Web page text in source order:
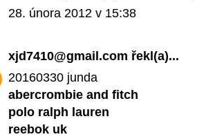
28. února 2012 v 15:38
xjd7410@gmail.com řekl(a)...
20160330 junda
abercrombie and fitch
polo ralph lauren
reebok uk